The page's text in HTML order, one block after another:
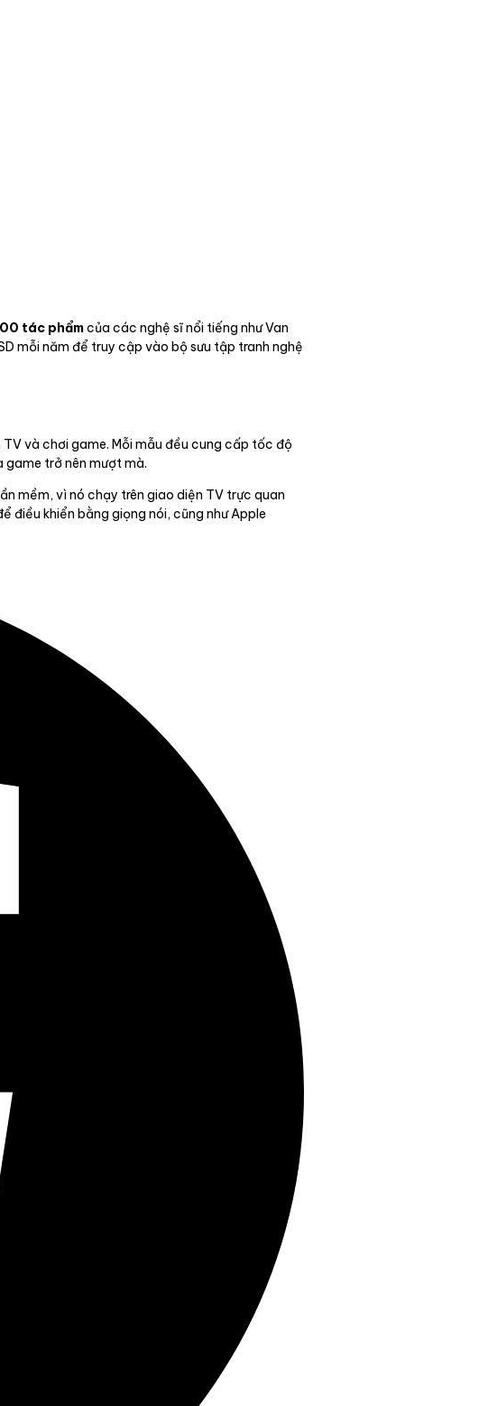
tác phẩmcủa các nghệ sĩ nổi tiếng như Van
mỗi năm để truy cập vào bộ sưu tập tranh nghệ
và chơi game. Mỗi mẫu đều cung cấp tốc độ
game trở nên mượt mà.
mềm, vì nó chạy trên giao diện TV trực quan
điều khiển bằng giọng nói, cũng như Apple